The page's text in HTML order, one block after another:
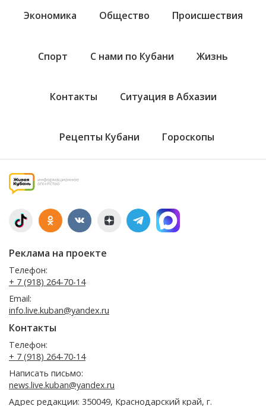
Экономика Общество Происшествия
Спорт С нами по Кубани Жизнь
Контакты Ситуация в Абхазии
Рецепты Кубани Гороскопы
Реклама на проекте
Телефон:
+ 7 (918) 264-70-14
Email:
info.live.kuban@yandex.ru
Контакты
Телефон:
+ 7 (918) 264-70-14
Написать письмо:
news.live.kuban@yandex.ru
Адрес редакции: 350049, Краснодарский край, г.